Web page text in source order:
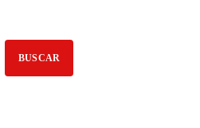
BUSCAR